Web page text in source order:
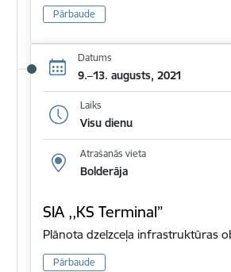
Pārbaude
Datums
9.–13. augusts, 2021
Laiks
Visu dienu
Atrašanās vieta
Bolderāja
SIA ,,KS Terminal”
Plānota dzelzceļa infrastruktūras
Pārbaude